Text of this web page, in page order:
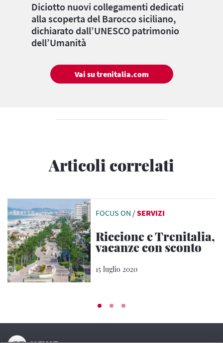
Diciotto nuovi collegamenti dedicati
alla scoperta del Barocco siciliano,
dichiarato dall’UNESCO patrimonio
dell’Umanità
Vai su trenitalia.com
Articoli correlati
FOCUS ON /SERVIZI
Riccione e Trenitalia,
vacanze con sconto
15 luglio 2020